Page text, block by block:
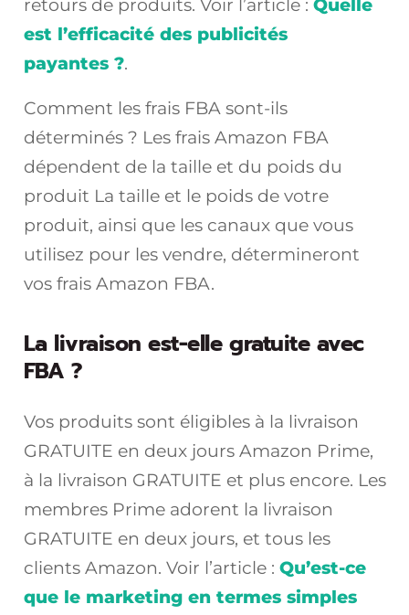
retours de produits. Voir l’article : Quelle
est l’efficacité des publicités
payantes ?.
Comment les frais FBA sont-ils
déterminés ? Les frais Amazon FBA
dépendent de la taille et du poids du
produit La taille et le poids de votre
produit, ainsi que les canaux que vous
utilisez pour les vendre, détermineront
vos frais Amazon FBA.
La livraison est-elle gratuite avec
FBA ?
Vos produits sont éligibles à la livraison
GRATUITE en deux jours Amazon Prime,
à la livraison GRATUITE et plus encore. Les
membres Prime adorent la livraison
GRATUITE en deux jours, et tous les
clients Amazon. Voir l’article : Qu’est-ce
que le marketing en termes simples